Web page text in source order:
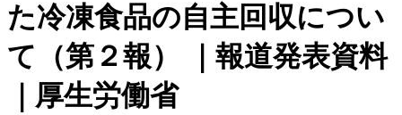
た冷凍食品の自主回収につい
て（第２報） ｜報道発表資料
｜厚生労働省